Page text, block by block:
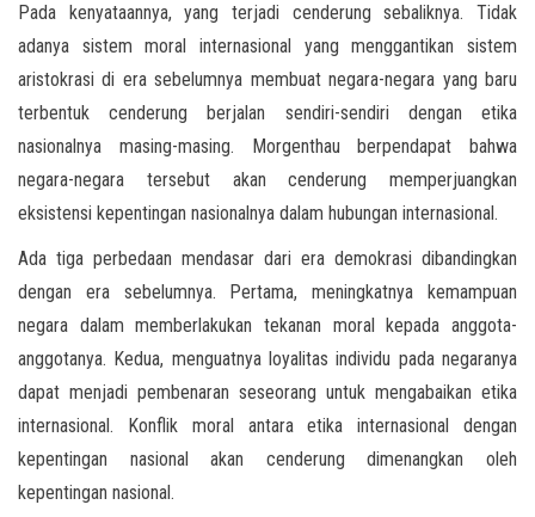
Pada kenyataannya, yang terjadi cenderung sebaliknya. Tidak
adanya sistem moral internasional yang menggantikan sistem
aristokrasi di era sebelumnya membuat negara-negara yang baru
terbentuk cenderung berjalan sendiri-sendiri dengan etika
nasionalnya masing-masing. Morgenthau berpendapat bahwa
negara-negara tersebut akan cenderung memperjuangkan
eksistensi kepentingan nasionalnya dalam hubungan internasional.
Ada tiga perbedaan mendasar dari era demokrasi dibandingkan
dengan era sebelumnya. Pertama, meningkatnya kemampuan
negara dalam memberlakukan tekanan moral kepada anggota-
anggotanya. Kedua, menguatnya loyalitas individu pada negaranya
dapat menjadi pembenaran seseorang untuk mengabaikan etika
internasional. Konflik moral antara etika internasional dengan
kepentingan nasional akan cenderung dimenangkan oleh
kepentingan nasional.